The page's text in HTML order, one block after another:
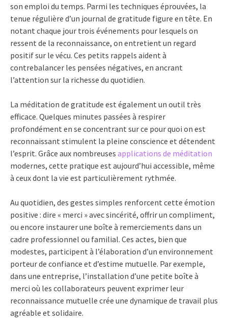
son emploi du temps. Parmi les techniques éprouvées, la
tenue régulière d’un journal de gratitude figure en tête. En
notant chaque jour trois événements pour lesquels on
ressent de la reconnaissance, on entretient un regard
positif sur le vécu. Ces petits rappels aident à
contrebalancer les pensées négatives, en ancrant
l’attention sur la richesse du quotidien.
La méditation de gratitude est également un outil très
efficace. Quelques minutes passées à respirer
profondément en se concentrant sur ce pour quoi on est
reconnaissant stimulent la pleine conscience et détendent
l’esprit. Grâce aux nombreuses applications de méditation
modernes, cette pratique est aujourd’hui accessible, même
à ceux dont la vie est particulièrement rythmée.
Au quotidien, des gestes simples renforcent cette émotion
positive : dire « merci » avec sincérité, offrir un compliment,
ou encore instaurer une boîte à remerciements dans un
cadre professionnel ou familial. Ces actes, bien que
modestes, participent à l’élaboration d’un environnement
porteur de confiance et d’estime mutuelle. Par exemple,
dans une entreprise, l’installation d’une petite boîte à
merci où les collaborateurs peuvent exprimer leur
reconnaissance mutuelle crée une dynamique de travail plus
agréable et solidaire.